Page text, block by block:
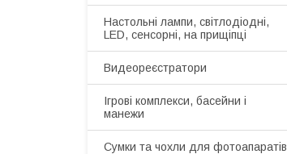
Настольні лампи, світлодіодні,
LED, сенсорні, на прищіпці
Видеореєстратори
Ігрові комплекси, басейни і
манежи
Сумки та чохли для фотоапаратів